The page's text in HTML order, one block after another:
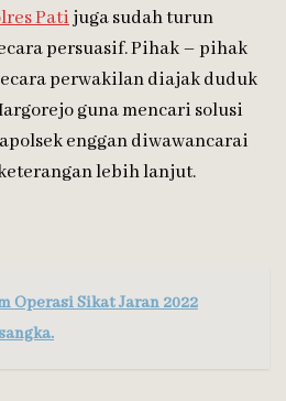
Pati juga sudah turun
persuasif. Pihak – pihak
perwakilan diajak duduk
guna mencari solusi
enggan diwawancarai
lebih lanjut.
Operasi Sikat Jaran 2022